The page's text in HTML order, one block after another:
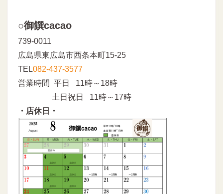
○御饌cacao
739-0011
広島県東広島市西条本町15-25
TEL082-437-3577
営業時間 平日 11時～18時
土日祝日 11時～17時
・店休日・